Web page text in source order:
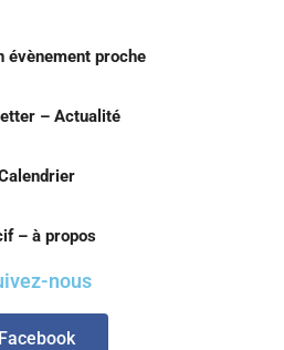
évènement proche
– Actualité
– à propos
nous
Facebook